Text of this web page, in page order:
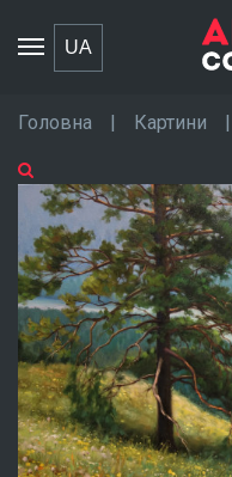
Toggle
navigation
UA
Головна | Картини |